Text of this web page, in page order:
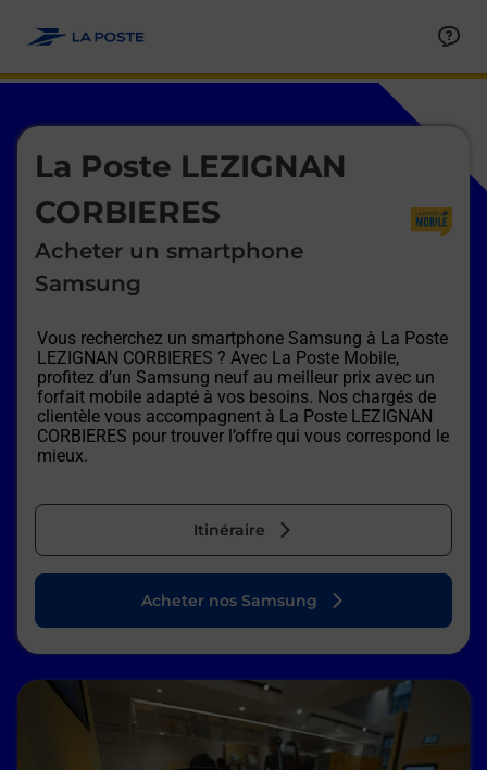
La Poste LEZIGNAN
CORBIERES
Acheter un smartphone
Samsung
Vous recherchez un smartphone Samsung à La Poste
LEZIGNAN CORBIERES ? Avec La Poste Mobile,
profitez d’un Samsung neuf au meilleur prix avec un
forfait mobile adapté à vos besoins. Nos chargés de
clientèle vous accompagnent à La Poste LEZIGNAN
CORBIERES pour trouver l’offre qui vous correspond le
mieux.
Itinéraire
Le lien s'ouvre dans un nouvel onglet
Acheter nos Samsung